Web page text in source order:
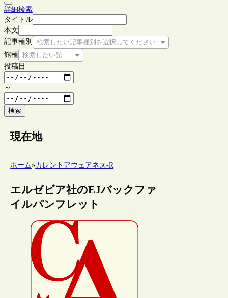
詳細検索
タイトル
本文
記事種別
検索したい記事種別を選択してください
館種 検索したい館種を選択してください
投稿日
～
検索
現在地
ホーム»カレントアウェアネス-R
エルゼビア社のEJバックファ
イルパンフレット